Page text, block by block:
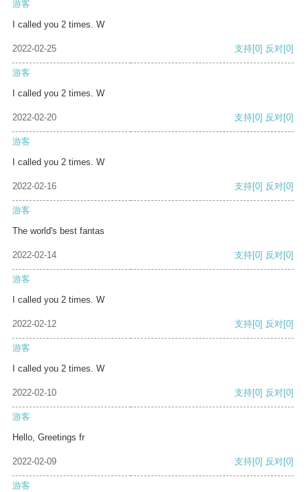
游客
I called you 2 times. W
2022-02-25 支持[0] 反对[0]
游客
I called you 2 times. W
2022-02-20 支持[0] 反对[0]
游客
I called you 2 times. W
2022-02-16 支持[0] 反对[0]
游客
The world's best fantas
2022-02-14 支持[0] 反对[0]
游客
I called you 2 times. W
2022-02-12 支持[0] 反对[0]
游客
I called you 2 times. W
2022-02-10 支持[0] 反对[0]
游客
Hello, Greetings fr
2022-02-09 支持[0] 反对[0]
游客